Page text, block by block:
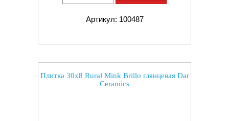
Артикул: 100487
Плитка 30x8 Rural Mink Brillo глянцевая Dar
Ceramics